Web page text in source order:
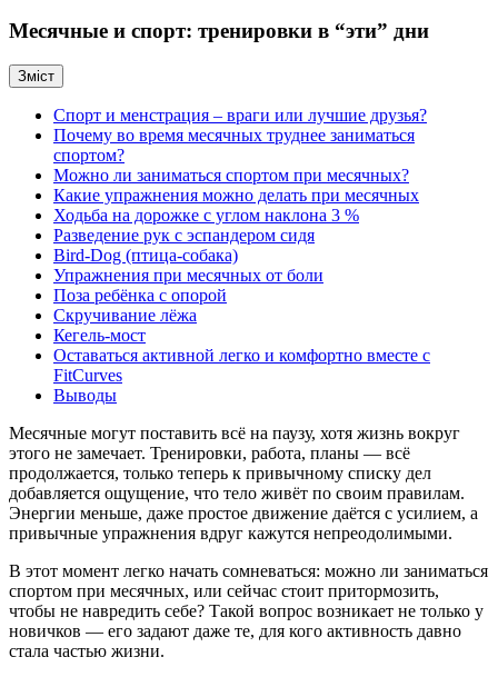
Месячные и спорт: тренировки в “эти” дни
Зміст
Спорт и менстрация – враги или лучшие друзья?
Почему во время месячных труднее заниматься
спортом?
Можно ли заниматься спортом при месячных?
Какие упражнения можно делать при месячных
Ходьба на дорожке с углом наклона 3 %
Разведение рук с эспандером сидя
Bird-Dog (птица-собака)
Упражнения при месячных от боли
Поза ребёнка с опорой
Скручивание лёжа
Кегель-мост
Оставаться активной легко и комфортно вместе с
FitCurves
Выводы
Месячные могут поставить всё на паузу, хотя жизнь вокруг
этого не замечает. Тренировки, работа, планы — всё
продолжается, только теперь к привычному списку дел
добавляется ощущение, что тело живёт по своим правилам.
Энергии меньше, даже простое движение даётся с усилием, а
привычные упражнения вдруг кажутся непреодолимыми.
В этот момент легко начать сомневаться: можно ли заниматься
спортом при месячных, или сейчас стоит притормозить,
чтобы не навредить себе? Такой вопрос возникает не только у
новичков — его задают даже те, для кого активность давно
стала частью жизни.